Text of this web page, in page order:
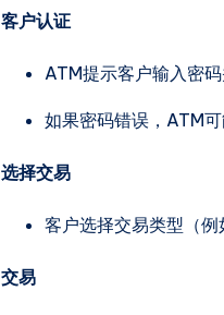
客户认证
ATM提示客户输入密码
如果密码错误，ATM
选择交易
客户选择交易类型（例
交易